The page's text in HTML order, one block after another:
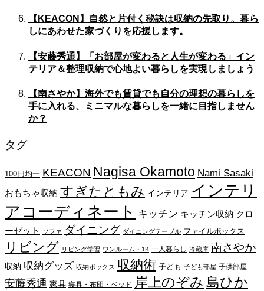
【KEACON】自然と片付く秘訣は収納の先取り。暮ら
しにあわせた家づくりを応援します。
【安藤秀通】「お部屋が変わると人生が変わる」イン
テリア＆整理収納で心地よい暮らしを実現しましょう
【南さやか】海外でも賃貸でも自分の理想の暮らしを
手に入れる、ミニマルな暮らしを一緒に目指しません
か？
タグ
100円均一 KEACON Nagisa Okamoto Nami Sasaki
おもちゃ収納 すぎたともみ インテリア インテリ
アコーディネート キッチン キッチン収納 クロ
ーゼット
ソファ ダイニング ダイニングテーブル ファイルボックス
リビング リビング学習 ワンルーム・1K 一人暮らし 冷蔵庫 南さやか
収納 収納グッズ 収納ボックス 収納術 子ども 子ども部屋 子供部屋
安藤秀通 家具 寝具・布団・ベッド 岸上のぞみ 島ひか